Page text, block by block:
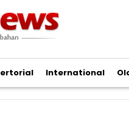
International